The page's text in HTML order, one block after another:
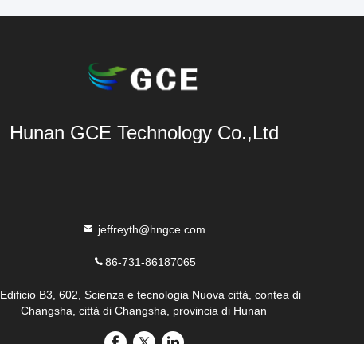
Hunan GCE Technology Co.,Ltd
jeffreyth@hngce.com
86-731-86187065
Edificio B3, 602, Scienza e tecnologia Nuova città, contea di
Changsha, città di Changsha, provincia di Hunan